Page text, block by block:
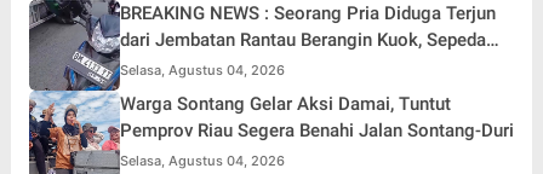
BREAKING NEWS : Seorang Pria Diduga Terjun
dari Jembatan Rantau Berangin Kuok, Sepeda
Motor Ditinggal di Lokasi
Selasa, Agustus 04, 2026
Warga Sontang Gelar Aksi Damai, Tuntut
Pemprov Riau Segera Benahi Jalan Sontang-Duri
Selasa, Agustus 04, 2026